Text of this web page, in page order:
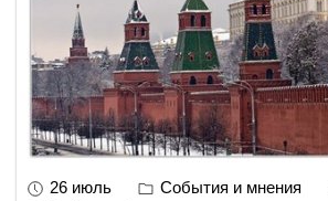
26 июль События и мнения